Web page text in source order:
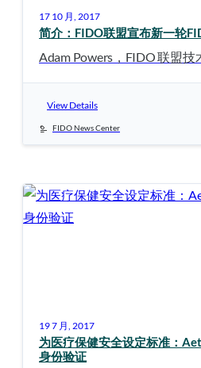
17 10 月, 2017
简介：FIDO联盟宣布新一轮
Adam Powers，FIDO 联盟技
View Details
FIDO News Center
19 7 月, 2017
为医疗保健安全设定标准：
身份验证